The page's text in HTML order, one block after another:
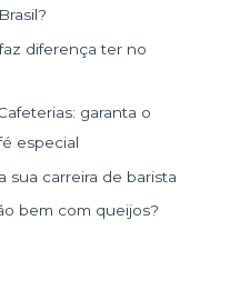
diferença ter no
garanta o
especial
sua carreira de barista
bem com queijos?